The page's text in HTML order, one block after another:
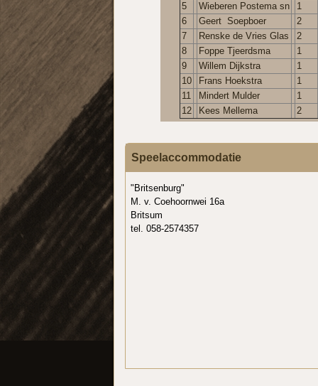
5
Wieberen Postema sn 1
6
Geert Soepboer 2
7
Renske de Vries Glas 2
8
Foppe Tjeerdsma 1
9
Willem Dijkstra 1
10
Frans Hoekstra 1
11
Mindert Mulder 1
12
Kees Mellema 2
Speelaccommodatie
"Britsenburg"
M. v. Coehoornwei 16a
Britsum
tel. 058-2574357